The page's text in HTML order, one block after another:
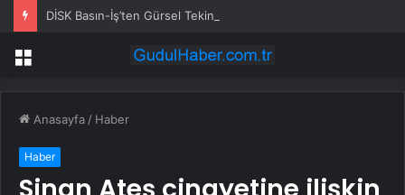
Menü
Anasayfa / Haber
Haber